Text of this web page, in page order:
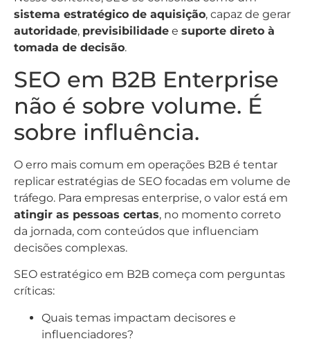
sistema estratégico de aquisição, capaz de gerar
autoridade, previsibilidade e suporte direto à
tomada de decisão.
SEO em B2B Enterprise
não é sobre volume. É
sobre influência.
O erro mais comum em operações B2B é tentar
replicar estratégias de SEO focadas em volume de
tráfego. Para empresas enterprise, o valor está em
atingir as pessoas certas, no momento correto
da jornada, com conteúdos que influenciam
decisões complexas.
SEO estratégico em B2B começa com perguntas
críticas:
Quais temas impactam decisores e
influenciadores?